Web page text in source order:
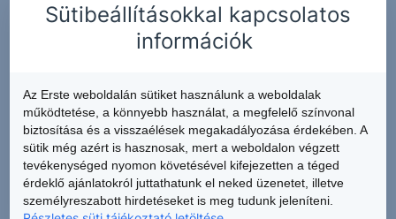
Nézz utána, hogy milyen lakáscélú
támogatásokat lehet igénybe venni!
Megnézem
Sütibeállításokkal kapcsolatos
információk
Az Erste weboldalán sütiket használunk a weboldalak
működtetése, a könnyebb használat, a megfelelő színvonal
biztosítása és a visszaélések megakadályozása érdekében. A
sütik még azért is hasznosak, mert a weboldalon végzett
tevékenységed nyomon követésével kifejezetten a téged
érdeklő ajánlatokról juttathatunk el neked üzenetet, illetve
személyreszabott hirdetéseket is meg tudunk jeleníteni.